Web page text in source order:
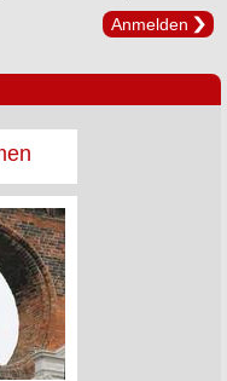
Anmelden